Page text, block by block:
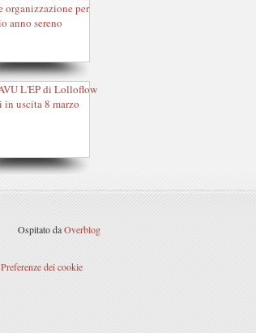
Ospitato daOverblog
Preferenze dei cookie